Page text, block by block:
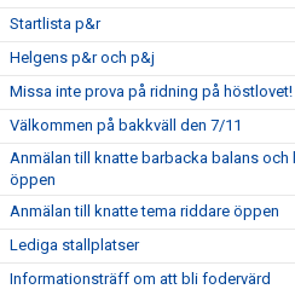
Startlista p&r
Helgens p&r och p&j
Missa inte prova på ridning på höstlovet!
Välkommen på bakkväll den 7/11
Anmälan till knatte barbacka balans och
öppen
Anmälan till knatte tema riddare öppen
Lediga stallplatser
Informationsträff om att bli fodervärd